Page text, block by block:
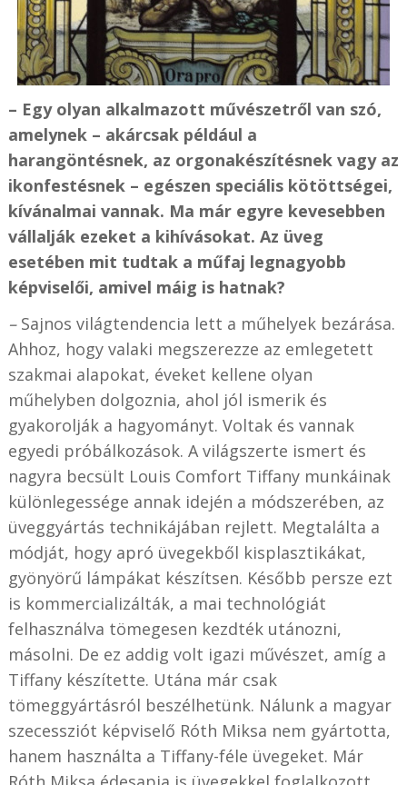
– Egy olyan alkalmazott művészetről van szó,
amelynek – akárcsak például a
harangöntésnek, az orgonakészítésnek vagy az
ikonfestésnek – egészen speciális kötöttségei,
kívánalmai vannak. Ma már egyre kevesebben
vállalják ezeket a kihívásokat. Az üveg
esetében mit tudtak a műfaj legnagyobb
képviselői, amivel máig is hatnak?
–Sajnos világtendencia lett a műhelyek bezárása.
Ahhoz, hogy valaki megszerezze az emlegetett
szakmai alapokat, éveket kellene olyan
műhelyben dolgoznia, ahol jól ismerik és
gyakorolják a hagyományt. Voltak és vannak
egyedi próbálkozások. A világszerte ismert és
nagyra becsült Louis Comfort Tiffany munkáinak
különlegessége annak idején a módszerében, az
üveggyártás technikájában rejlett. Megtalálta a
módját, hogy apró üvegekből kisplasztikákat,
gyönyörű lámpákat készítsen. Később persze ezt
is kommercializálták, a mai technológiát
felhasználva tömegesen kezdték utánozni,
másolni. De ez addig volt igazi művészet, amíg a
Tiffany készítette. Utána már csak
tömeggyártásról beszélhetünk. Nálunk a magyar
szecessziót képviselő Róth Miksa nem gyártotta,
hanem használta a Tiffany-féle üvegeket. Már